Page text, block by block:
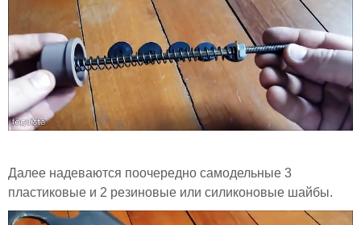
Далее надеваются поочередно самодельные 3
пластиковые и 2 резиновые или силиконовые шайбы.